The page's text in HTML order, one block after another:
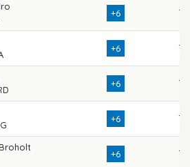
+6 76
+6 73
+6 73
+6 72
+6 72